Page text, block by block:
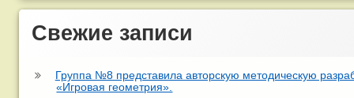
Свежие записи
Группа №8 представила авторскую методическую
«Игровая геометрия».